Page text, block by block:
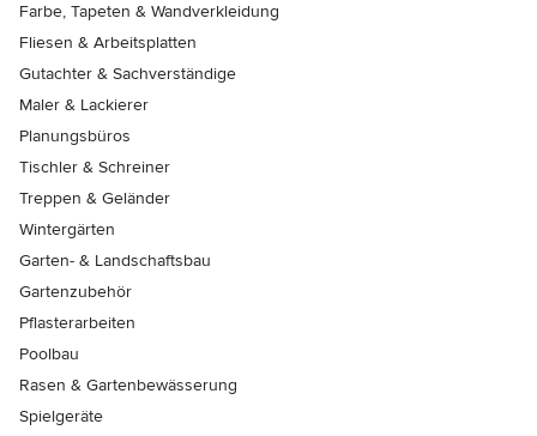
Farbe, Tapeten & Wandverkleidung
Fliesen & Arbeitsplatten
Gutachter & Sachverständige
Maler & Lackierer
Planungsbüros
Tischler & Schreiner
Treppen & Geländer
Wintergärten
Garten- & Landschaftsbau
Gartenzubehör
Pflasterarbeiten
Poolbau
Rasen & Gartenbewässerung
Spielgeräte